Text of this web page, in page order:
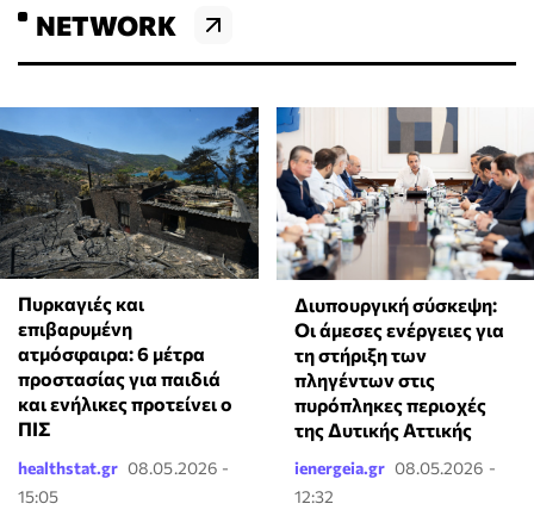
NETWORK
Πυρκαγιές και
επιβαρυμένη
ατμόσφαιρα: 6 μέτρα
προστασίας για παιδιά
και ενήλικες προτείνει ο
ΠΙΣ
healthstat.gr 08.05.2026 -
15:05
Διυπουργική σύσκεψη:
Οι άμεσες ενέργειες για
τη στήριξη των
πληγέντων στις
πυρόπληκες περιοχές
της Δυτικής Αττικής
ienergeia.gr 08.05.2026 -
12:32